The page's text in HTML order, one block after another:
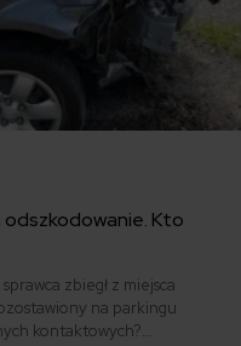
odszkodowanie. Kto
zbiegł z miejsca
na parkingu
kontaktowych?